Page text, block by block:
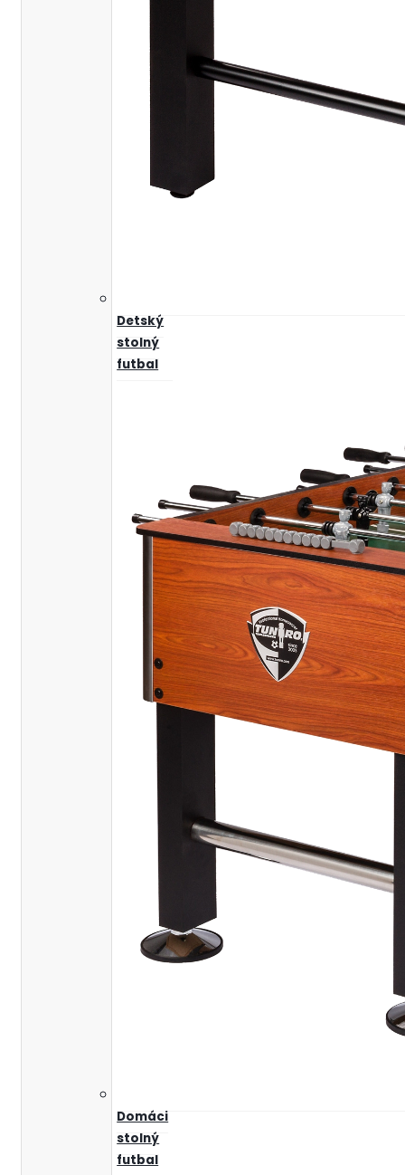
Detský
stolný
futbal
Domáci
stolný
futbal